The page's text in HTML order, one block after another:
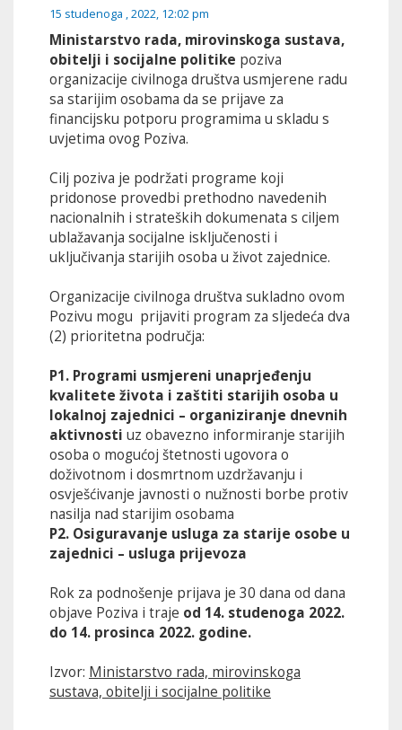
15 studenoga , 2022, 12:02 pm
Ministarstvo rada, mirovinskoga sustava,
obitelji i socijalne politike poziva
organizacije civilnoga društva usmjerene radu
sa starijim osobama da se prijave za
financijsku potporu programima u skladu s
uvjetima ovog Poziva.
Cilj poziva je podržati programe koji
pridonose provedbi prethodno navedenih
nacionalnih i strateških dokumenata s ciljem
ublažavanja socijalne isključenosti i
uključivanja starijih osoba u život zajednice.
Organizacije civilnoga društva sukladno ovom
Pozivu mogu prijaviti program za sljedeća dva
(2) prioritetna područja:
P1. Programi usmjereni unaprjeđenju
kvalitete života i zaštiti starijih osoba u
lokalnoj zajednici – organiziranje dnevnih
aktivnosti uz obavezno informiranje starijih
osoba o mogućoj štetnosti ugovora o
doživotnom i dosmrtnom uzdržavanju i
osvješćivanje javnosti o nužnosti borbe protiv
nasilja nad starijim osobama
P2. Osiguravanje usluga za starije osobe u
zajednici – usluga prijevoza
Rok za podnošenje prijava je 30 dana od dana
objave Poziva i traje od 14. studenoga 2022.
do 14. prosinca 2022. godine.
Izvor: Ministarstvo rada, mirovinskoga
sustava, obitelji i socijalne politike